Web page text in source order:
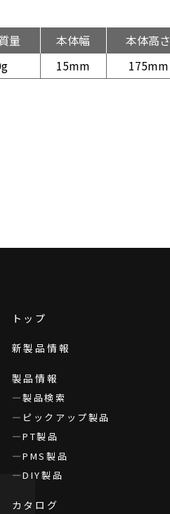
量 本体幅 本体高さ
15mm 175mm
トップ
新製品情報
製品情報
製品検索
ピックアップ製品
PT製品
PMS製品
DIY製品
カタログ